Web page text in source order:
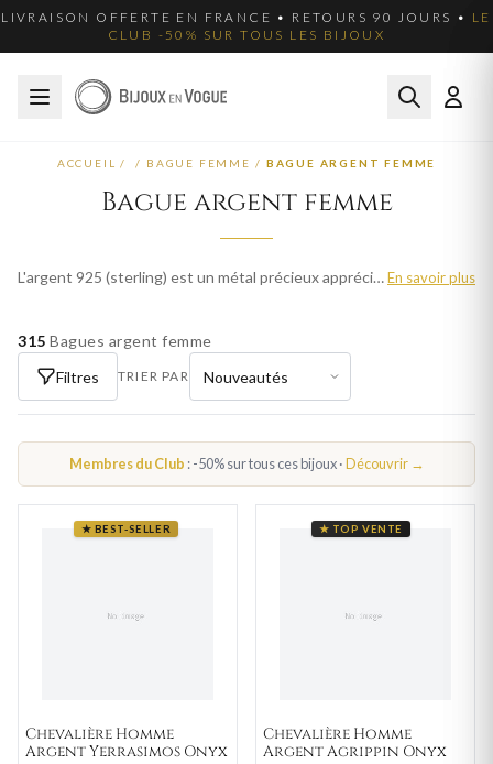
LIVRAISON OFFERTE EN FRANCE • RETOURS 90 JOURS • LE
CLUB -50% SUR TOUS LES BIJOUX
ACCUEIL / / BAGUE FEMME / BAGUE ARGENT FEMME
Bague argent femme
L'argent 925 (sterling) est un métal précieux apprécié pour son éclat blanc et sa polyvalence. Nos bagues en argent femme allient élégance classique et modernité, à des prix accessibles. Parcourez plus de 1127 modèles pour femme et trouvez votre bijou idéal. Livraison offerte en France métropolitaine.En savoir plus
315 Bagues argent femme
Filtres
TRIER PAR
Membres du Club : -50% sur tous ces bijoux ·Découvrir →
★ BEST-SELLER
Chevalière Homme
Argent Yerrasimos Onyx
★ TOP VENTE
Chevalière Homme
Argent Agrippin Onyx